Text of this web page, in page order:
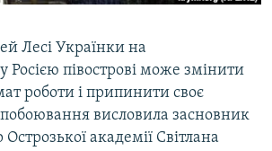
Лесі Українки на
Росією півострові може змінити
роботи і припинити своє
висловила засновник
академії Світлана